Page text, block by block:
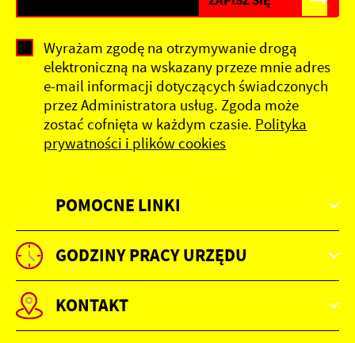
POMOCNE LINKI
Wyrażam zgodę na otrzymywanie drogą
elektroniczną na wskazany przeze mnie adres
e-mail informacji dotyczących świadczonych
przez Administratora usług. Zgoda może
zostać cofnięta w każdym czasie. Polityka
prywatności i plików cookies
GODZINY PRACY URZĘDU
KONTAKT